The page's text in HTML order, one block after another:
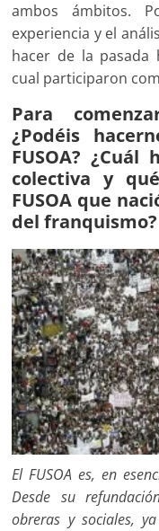
ambos ámbitos.
experiencia y el
hacer de la pasada
cual participaron
Para
¿Podéis
FUSOA?
colectiva y
FUSOA que
del franquismo?
El FUSOA es, en
Desde su
obreras y sociales,